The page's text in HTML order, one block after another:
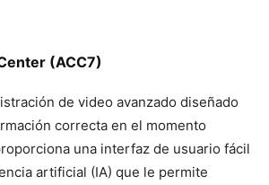
(ACC7)
de video avanzado diseñado
correcta en el momento
una interfaz de usuario fácil
artificial (IA) que le permite